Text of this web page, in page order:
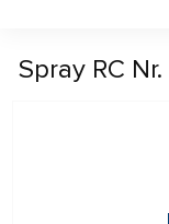
Spray RC